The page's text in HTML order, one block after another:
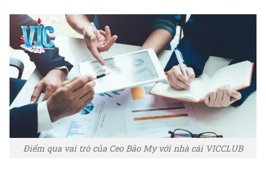
Điểm qua vai trò của Ceo Bảo My với nhà cái VICCLUB